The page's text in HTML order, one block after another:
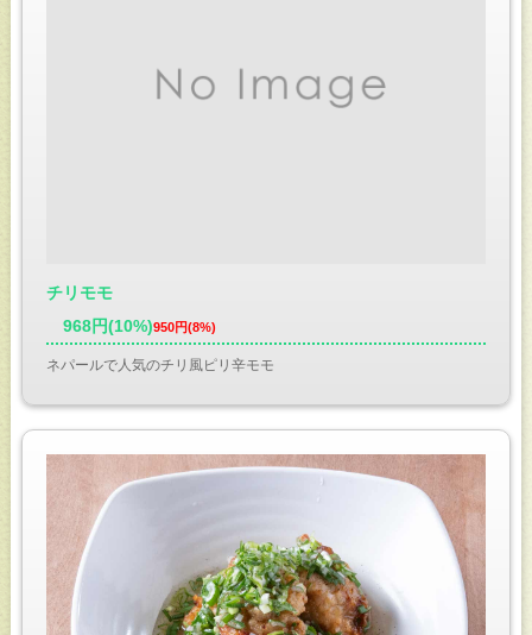
チリモモ
968円(10%)950円(8%)
ネパールで人気のチリ風ピリ辛モモ